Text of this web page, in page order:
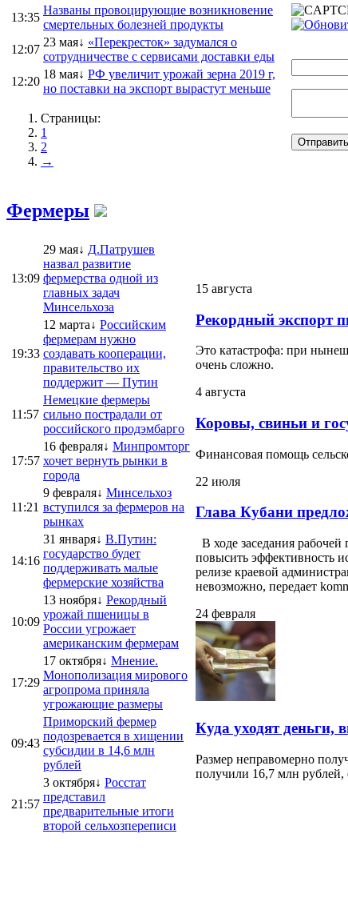
13:35
Названы провоцирующие возникновение
смертельных болезней продукты
12:07
23 мая↓ «Перекресток» задумался о
сотрудничестве с сервисами доставки еды
12:20
18 мая↓ РФ увеличит урожай зерна 2019 г,
но поставки на экспорт вырастут меньше
Страницы:
1
2
→
Фермеры
13:09
29 мая↓ Д.Патрушев
назвал развитие
фермерства одной из
главных задач
Минсельхоза
19:33
12 марта↓ Российским
фермерам нужно
создавать кооперации,
правительство их
поддержит — Путин
11:57
Немецкие фермеры
сильно пострадали от
российского продэмбарго
17:57
16 февраля↓ Минпромторг
хочет вернуть рынки в
города
11:21
9 февраля↓ Минсельхоз
вступился за фермеров на
рынках
14:16
31 января↓ В.Путин:
государство будет
поддерживать малые
фермерские хозяйства
10:09
13 ноября↓ Рекордный
урожай пшеницы в
России угрожает
американским фермерам
17:29
17 октября↓ Мнение.
Монополизация мирового
агропрома приняла
угрожающие размеры
09:43
Приморский фермер
подозревается в хищении
субсидии в 14,6 млн
рублей
21:57
3 октября↓ Росстат
представил
предварительные итоги
второй сельхозпереписи
15 августа
Рекордный экспорт
Это катастрофа: при
очень сложно.
4 августа
Коровы, свиньи и
Финансовая помощь
22 июля
Глава Кубани
В ходе заседания
повысить эффективность
релизе краевой
невозможно, передает
24 февраля
Куда уходят деньги,
Размер неправомерно
получили 16,7 млн